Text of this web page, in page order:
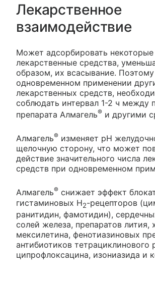
Лекарственное
взаимодействие
Может адсорбировать некоторые
лекарственные средства,
образом, их всасывание.
одновременном применении
лекарственных средств,
соблюдать интервал 1-2 ч между
препарата Алмагель® и другими
Алмагель® изменяет рН
щелочную сторону, что может
действие значительного числа
средств при одновременном
Алмагель® снижает эффект
гистаминовых Н2-рецепторов
ранитидин, фамотидин),
солей железа, препаратов лития,
мексилетина, фенотиазиновых
антибиотиков тетрациклинового
ципрофлоксацина, изониазида и